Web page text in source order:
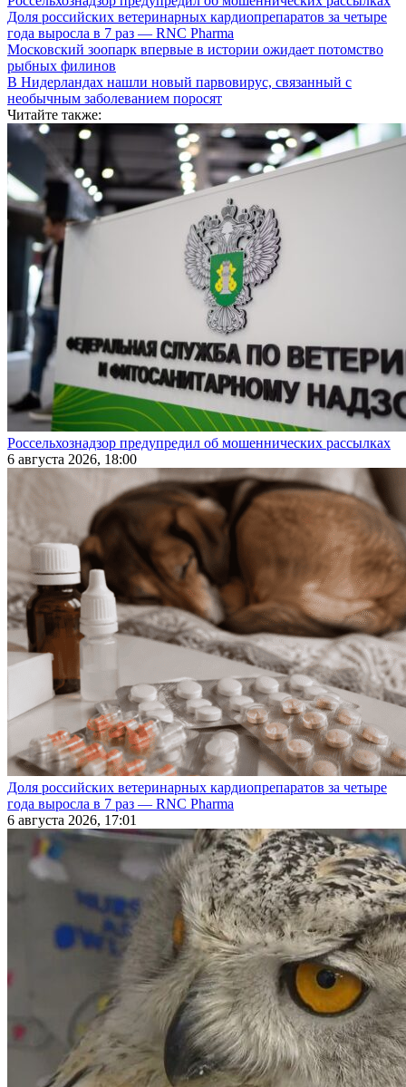
Доля российских ветеринарных кардиопрепаратов за четыре
года выросла в 7 раз — RNC Pharma
Московский зоопарк впервые в истории ожидает потомство
рыбных филинов
В Нидерландах нашли новый парвовирус, связанный с
необычным заболеванием поросят
Читайте также:
Россельхознадзор предупредил об мошеннических рассылках
6 августа 2026, 18:00
Доля российских ветеринарных кардиопрепаратов за четыре
года выросла в 7 раз — RNC Pharma
6 августа 2026, 17:01